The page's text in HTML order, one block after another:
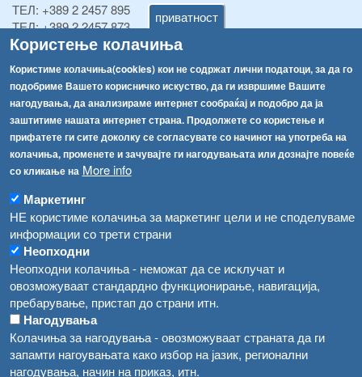
приватност
Користење колачиња
Користиме колачиња(cookies) кои не содржат лични податоци, за да го
подобриме Вашето корисничко искуство, да ги извршиме Вашите
нагодувања, да анализираме интернет сообраќај и подобро да ја
заштитиме нашата интернет страна. Продолжете со користење и
прифатете ги сите доколку се согласувате со начинот на употреба на
колачиња, променете и зачувајте ги нагодувањата или дознајте повеќе
со кликање на More info
Маркетинг
НЕ користиме колачиња за маркетинг цели и не споделуваме
информации со трети страни
Неопходни
Неопходни колачиња - неможат да се исклучат и
овозможуваат стандардно функционирање, навигација,
пребарување, пристап до страни итн.
Нагодувања
Колачиња за нагодувања - овозможуваат страната да ги
запамти нагоувањата како избор на јазик, регионални
нагодувања, начин на приказ, итн.
ТЕЛ: +389 2 2457 895
ТЕЛ:+389 2 2457 873
Факс:+389 2 2457 893
info@fva.gov.mk
[АХВ-претходна страна]
Соопштенија
Република Бугарија ги засили официјалните контроли при увоз на свежо овошје и зеленчук
Водата во Гостивар може да се користи како техничка, продолжува испораката на флаширана вода
Во Гостивар спроведени 70 вонредни контроли
Забраната за водата во Гостивар останува на сила, операторите да користат само технички безбедна вода
Навигација
Архива
Обрасци
Забрани
Огласи